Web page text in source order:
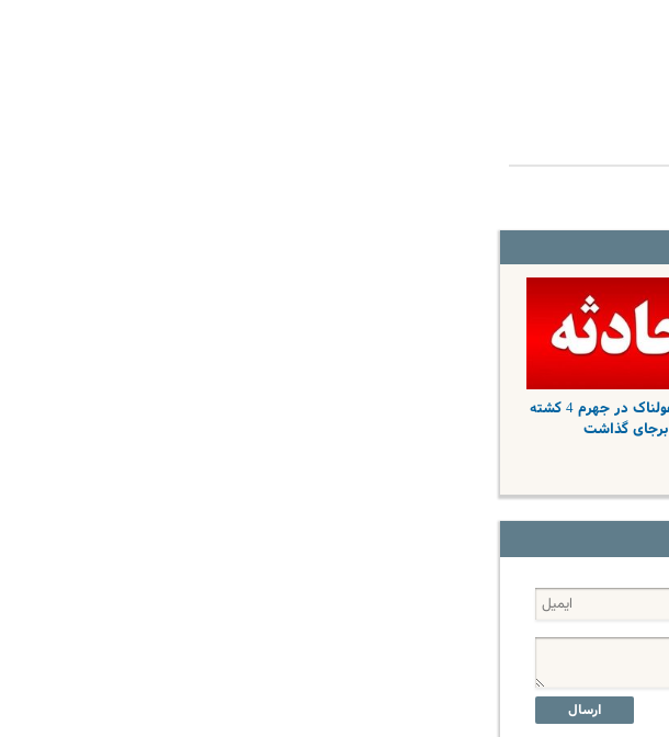
تصادف هولناک در جهرم 4 کشته
برجای گذاشت
ارسال